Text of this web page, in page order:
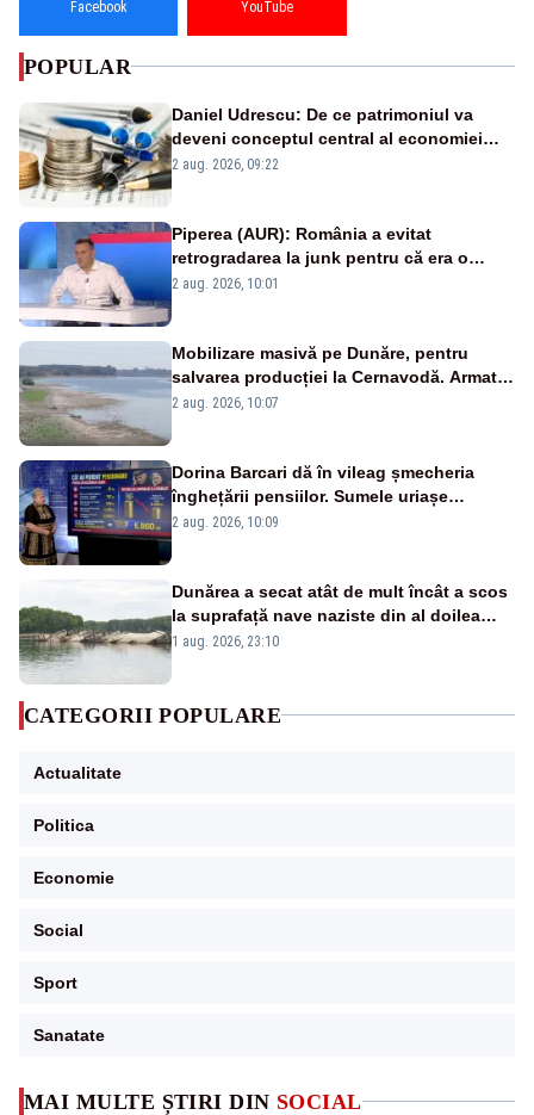
MAI MULTE ȘTIRI DIN SOCIAL
Facebook YouTube
POPULAR
Daniel Udrescu: De ce patrimoniul va
deveni conceptul central al economiei
viitoare?
2 aug. 2026, 09:22
Piperea (AUR): România a evitat
retrogradarea la junk pentru că era o
catastrofă pentru bănci și fondurile de
2 aug. 2026, 10:01
Mobilizare masivă pe Dunăre, pentru
salvarea producției la Cernavodă. Armata
va detona o stâncă și va devia apa
2 aug. 2026, 10:07
Dorina Barcari dă în vileag șmecheria
înghețării pensiilor. Sumele uriașe
pierdute de fiecare român
2 aug. 2026, 10:09
Dunărea a secat atât de mult încât a scos
la suprafață nave naziste din al doilea
război mondial
1 aug. 2026, 23:10
CATEGORII POPULARE
Actualitate
Politica
Economie
Social
Sport
Sanatate